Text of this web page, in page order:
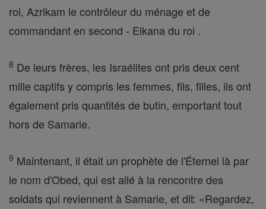
roi, Azrikam le contrôleur du ménage et de
commandant en second - Elkana du roi .
8 De leurs frères, les Israélites ont pris deux cent
mille captifs y compris les femmes, fils, filles, ils ont
également pris quantités de butin, emportant tout
hors de Samarie.
9 Maintenant, il était un prophète de l'Éternel là par
le nom d'Obed, qui est allé à la rencontre des
soldats qui reviennent à Samarie, et dit: «Regardez,